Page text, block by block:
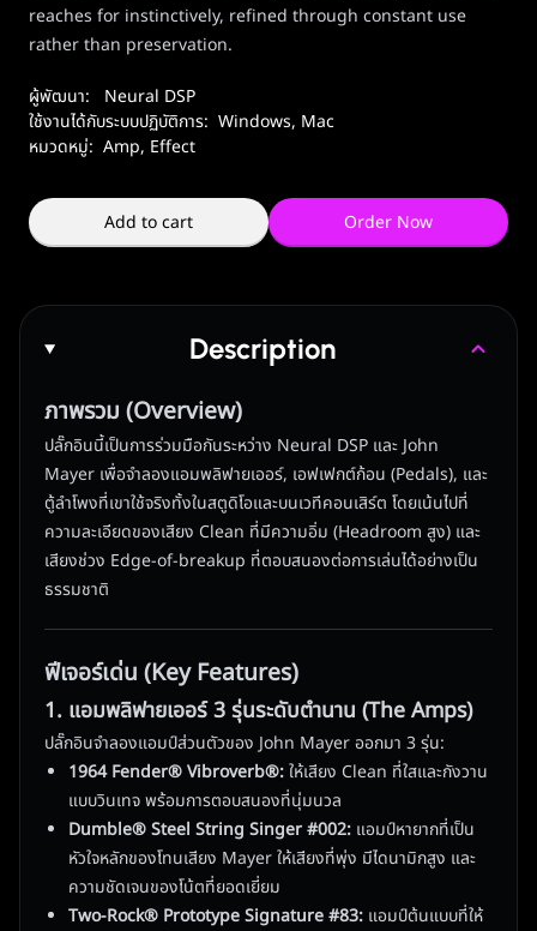
reaches for instinctively, refined through constant use
rather than preservation.
ผู้พัฒนา:
Neural DSP
ใช้งานได้กับระบบปฏิบัติการ: Windows, Mac
หมวดหมู่: Amp, Effect
Add to cart Order Now
Description
ภาพรวม (Overview)
ปลั๊กอินนี้เป็นการร่วมมือกันระหว่าง Neural DSP และ John
Mayer เพื่อจำลองแอมพลิฟายเออร์, เอฟเฟกต์ก้อน (Pedals), และ
ตู้ลำโพงที่เขาใช้จริงทั้งในสตูดิโอและบนเวทีคอนเสิร์ต โดยเน้นไปที่
ความละเอียดของเสียง Clean ที่มีความอิ่ม (Headroom สูง) และ
เสียงช่วง Edge-of-breakup ที่ตอบสนองต่อการเล่นได้อย่างเป็น
ธรรมชาติ
ฟีเจอร์เด่น (Key Features)
1. แอมพลิฟายเออร์ 3 รุ่นระดับตำนาน (The Amps)
ปลั๊กอินจำลองแอมป์ส่วนตัวของ John Mayer ออกมา 3 รุ่น:
1964 Fender® Vibroverb®:ให้เสียง Clean ที่ใสและกังวาน
แบบวินเทจ พร้อมการตอบสนองที่นุ่มนวล
Dumble® Steel String Singer #002: แอมป์หายากที่เป็น
หัวใจหลักของโทนเสียง Mayer ให้เสียงที่พุ่ง มีไดนามิกสูง และ
ความชัดเจนของโน้ตที่ยอดเยี่ยม
Two-Rock® Prototype Signature #83: แอมป์ต้นแบบที่ให้